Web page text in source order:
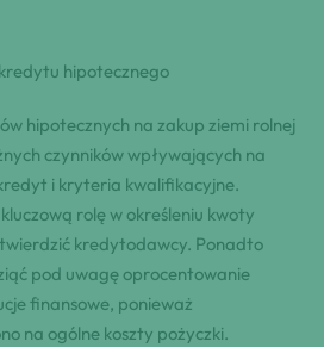
hipotecznego
hipotecznych na zakup ziemi rolnej
czynników wpływających na
i kryteria kwalifikacyjne.
rolę w określeniu kwoty
kredytodawcy. Ponadto
pod uwagę oprocentowanie
finansowe, ponieważ
na ogólne koszty pożyczki.